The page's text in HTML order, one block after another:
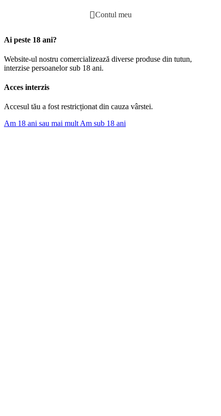
Contul meu
Ai peste 18 ani?
Website-ul nostru comercializează diverse produse din tutun,
interzise persoanelor sub 18 ani.
Acces interzis
Accesul tău a fost restricționat din cauza vârstei.
Am 18 ani sau mai multAm sub 18 ani